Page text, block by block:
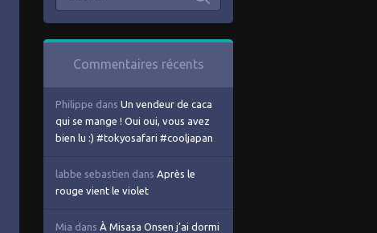
Commentaires récents
Philippe dans Un vendeur de caca
qui se mange ! Oui oui, vous avez
bien lu :) #tokyosafari #cooljapan
labbe sebastien dans Après le
rouge vient le violet
Mia dans À Misasa Onsen j’ai dormi